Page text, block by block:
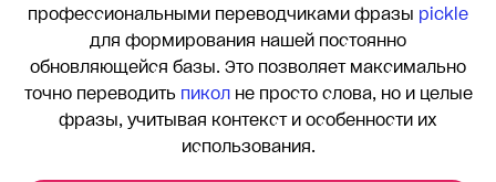
профессиональными переводчиками фразы pickle
для формирования нашей постоянно
обновляющейся базы. Это позволяет максимально
точно переводить пиколне просто слова, но и целые
фразы, учитывая контекст и особенности их
использования.